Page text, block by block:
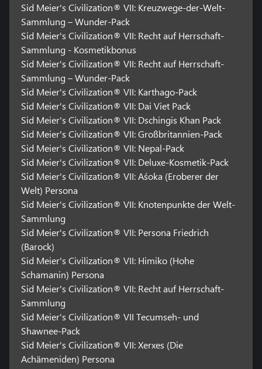
ENTDECKE EINE ZUM LEBEN ERWACHTE WELT
Hinterlasse deine Spuren in einer wunderschön detaillierten Welt!
Dein Imperium erwacht mit einer Vielzahl kultureller Stile zum
Leben, die in der Gebäudearchitektur und im Design der
Einheiten sichtbar sind. Überquere schiffbare Flüsse, erkunde
unentdeckte Gebiete der Karte und erweitere deine Grenzen mit
neuen Städten und Siedlungen. Während sich dein Gebiet
erweitert, werden sich all deine malerischen Aussichten,
pulsierenden Metropolen und jungen Grenzgebiete nahtlos in die
sich ständig verändernde Landschaft integrieren.
TESTE DEIN STRATEGISCHES TALENT IM MULTIPLAYER-MODUS
Tritt online gegen andere Spieler an und beweise dich als
großartiger Anführer. * Multiplayer-Matches können epische
Kampagnen über mehrere Epochen hinweg sein, oder in einer
einzigen stattfinden. Crossplay zwischen PC und Konsole wird
unterstützt, sodass du überall mit Freunden spielen kannst.
*Für Online-Spiele und -Funktionen (einschließlich
Fortschrittsboni) sind eine Internetverbindung und ein 2K-Konto
erforderlich (Mindestalter variiert). Bis zu fünf Spieler werden in
den Zeitaltern Antike und Erkundung unterstützt. Bis zu acht
Spieler werden in der Moderne unterstützt. Es gelten
möglicherweise Einschränkungen der Kartengröße für bestimmte
plattformübergreifende Multiplayer-Spiele. Weitere
Informationen findest du hier: https://2kgam.es/Civ7FAQ. Es
gelten die AGB.
Software-Nutzungsbedingungen (ToS) im Spiel und unter
www.take2games.com/legal/de.
Sid Meier's Civilization® VII: Kreuzwege-der-Welt-
Sammlung – Wunder-Pack
Sid Meier's Civilization® VII: Recht auf Herrschaft-
Sammlung - Kosmetikbonus
Sid Meier's Civilization® VII: Recht auf Herrschaft-
Sammlung – Wunder-Pack
Sid Meier's Civilization® VII: Karthago-Pack
Sid Meier's Civilization® VII: Dai Viet Pack
Sid Meier's Civilization® VII: Dschingis Khan Pack
Sid Meier's Civilization® VII: Großbritannien-Pack
Sid Meier's Civilization® VII: Nepal-Pack
Sid Meier's Civilization® VII: Deluxe-Kosmetik-Pack
Sid Meier's Civilization® VII: Aśoka (Eroberer der
Welt) Persona
Sid Meier's Civilization® VII: Knotenpunkte der Welt-
Sammlung
Sid Meier's Civilization® VII: Persona Friedrich
(Barock)
Sid Meier's Civilization® VII: Himiko (Hohe
Schamanin) Persona
Sid Meier's Civilization® VII: Recht auf Herrschaft-
Sammlung
Sid Meier's Civilization® VII Tecumseh- und
Shawnee-Pack
Sid Meier's Civilization® VII: Xerxes (Die
Achämeniden) Persona